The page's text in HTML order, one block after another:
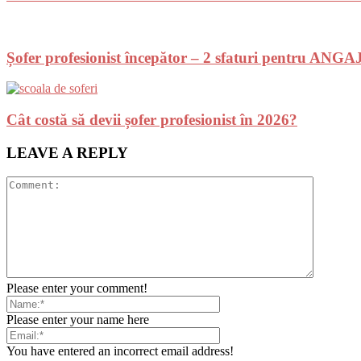
Șofer profesionist începător – 2 sfaturi pentru
Cât costă să devii șofer profesionist în 2026?
LEAVE A REPLY
Please enter your comment!
Please enter your name here
You have entered an incorrect email address!